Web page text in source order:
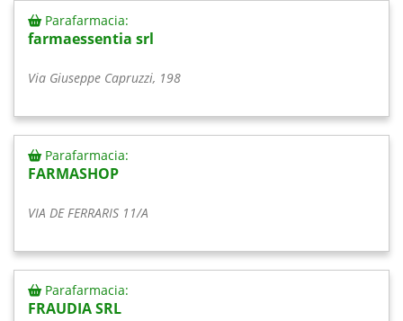
Parafarmacia:
farmaessentia srl
Via Giuseppe Capruzzi, 198
Parafarmacia:
FARMASHOP
VIA DE FERRARIS 11/A
Parafarmacia:
FRAUDIA SRL